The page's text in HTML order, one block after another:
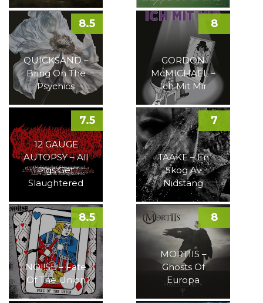
QUICKSAND –
Bring On The
Psychics
8.5
GORDON
McMICHAEL –
Ich Mit Mir
8
12 GAUGE
AUTOPSY – All
Pigs Get
Slaughtered
7.5
TAAKE – En
Skog Av
Nidstang
7
NOI!SE – Fate
Of The Union
8.5
MORTIIS –
Ghosts Of
Europa
8